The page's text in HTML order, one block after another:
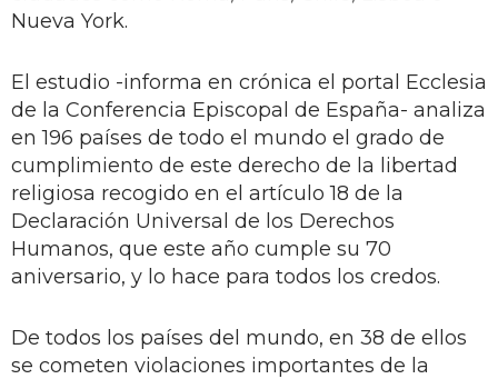
Nueva York.
El estudio -informa en crónica el portal Ecclesia
de la Conferencia Episcopal de España- analiza
en 196 países de todo el mundo el grado de
cumplimiento de este derecho de la libertad
religiosa recogido en el artículo 18 de la
Declaración Universal de los Derechos
Humanos, que este año cumple su 70
aniversario, y lo hace para todos los credos.
De todos los países del mundo, en 38 de ellos
se cometen violaciones importantes de la